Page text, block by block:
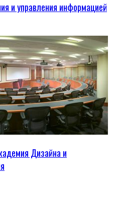
и управления информацией
Дизайна и